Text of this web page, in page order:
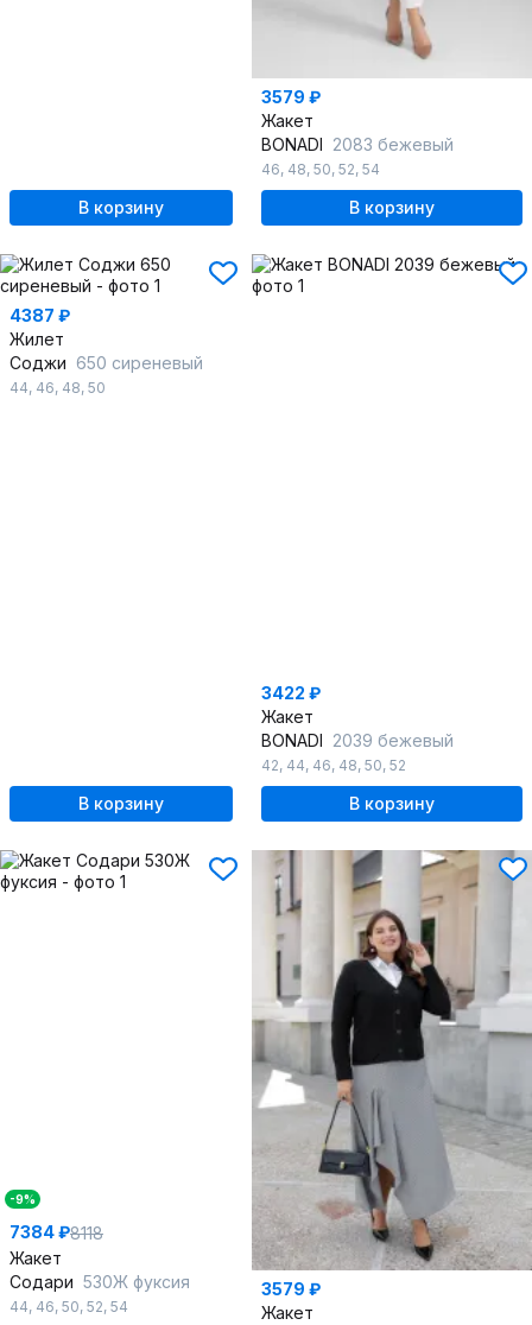
В корзину
3579 ₽
Жакет
BONADI 2083 бежевый
46, 48, 50, 52, 54
В корзину
4387 ₽
Жилет
Соджи 650 сиреневый
44, 46, 48, 50
В корзину
3422 ₽
Жакет
BONADI 2039 бежевый
42, 44, 46, 48, 50, 52
В корзину
-9%
7384 ₽8118
Жакет
Содари 530Ж фуксия
44, 46, 50, 52, 54
3579 ₽
Жакет